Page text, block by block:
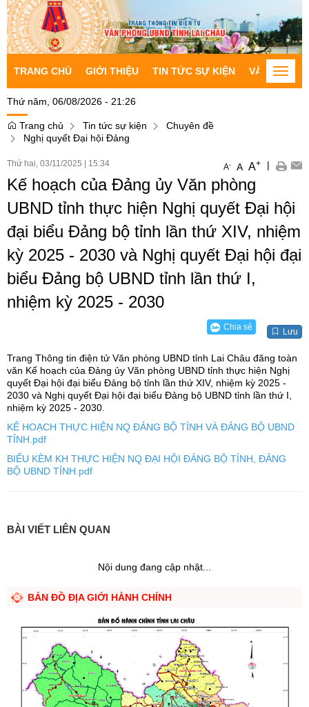
TRANG CHỦ GIỚI THIỆU TIN TỨC SỰ KIỆN VĂN BẢNToggle
Thứ năm, 06/08/2026 - 21:26
Trang chủ Tin tức sự kiện
Chuyên đề
Nghị quyết Đại hội Đảng
Thứ hai, 03/11/2025 15:34 A- A A+ |
Kế hoạch của Đảng ủy Văn phòng
UBND tỉnh thực hiện Nghị quyết Đại hội
đại biểu Đảng bộ tỉnh lần thứ XIV, nhiệm
kỳ 2025 - 2030 và Nghị quyết Đại hội đại
biểu Đảng bộ UBND tỉnh lần thứ I,
nhiệm kỳ 2025 - 2030
Chia sẻ Lưu
Trang Thông tin điện tử Văn phòng UBND tỉnh Lai Châu đăng toàn
văn Kế hoạch của Đảng ủy Văn phòng UBND tỉnh thực hiện Nghị
quyết Đại hội đại biểu Đảng bộ tỉnh lần thứ XIV, nhiệm kỳ 2025 -
2030 và Nghị quyết Đại hội đại biểu Đảng bộ UBND tỉnh lần thứ I,
nhiệm kỳ 2025 - 2030.
KẾ HOẠCH THỰC HIỆN NQ ĐẢNG BỘ TỈNH VÀ ĐẢNG BỘ UBND
TỈNH.pdf
BIỂU KÈM KH THỰC HIỆN NQ ĐẠI HỘI ĐẢNG BỘ TỈNH, ĐẢNG
BỘ UBND TỈNH.pdf
BÀI VIẾT LIÊN QUAN
Nội dung đang cập nhật...
BẢN ĐỒ ĐỊA GIỚI HÀNH CHÍNH